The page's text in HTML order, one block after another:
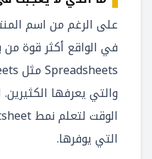
في الواقع أكثر قوة من
والتي يعرفها
التي يوفرها.